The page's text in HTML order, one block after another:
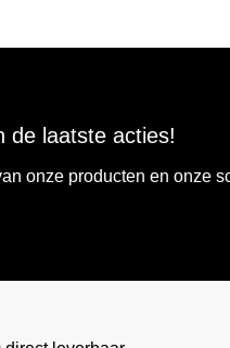
de laatste acties!
onze producten en onze